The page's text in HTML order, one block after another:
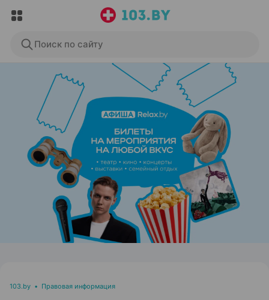
Поиск по сайту
ЭФФЕКТИВНАЯ РЕКЛАМА НА САЙТЕ
103.by • Правовая информация